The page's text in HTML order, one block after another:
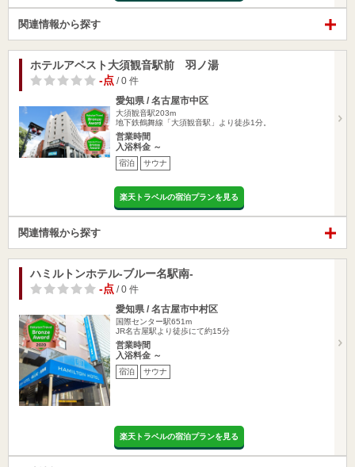
関連情報から探す
ホテルアベスト大須観音駅前 羽ノ湯
-点 / 0 件
愛知県 / 名古屋市中区
大須観音駅203m
地下鉄鶴舞線「大須観音駅」より徒歩1分。
営業時間
入浴料金 ～
宿泊 サウナ
楽天トラベルの宿泊プランを見る
関連情報から探す
ハミルトンホテル-ブルー名駅南-
-点 / 0 件
愛知県 / 名古屋市中村区
国際センター駅651m
JR名古屋駅より徒歩にて約15分
営業時間
入浴料金 ～
宿泊 サウナ
楽天トラベルの宿泊プランを見る